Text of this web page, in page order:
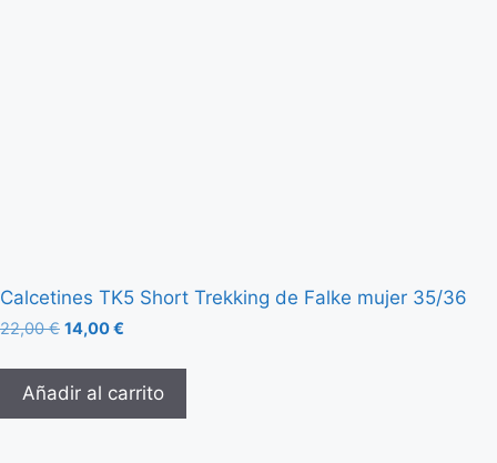
Calcetines TK5 Short Trekking de Falke mujer 35/36
22,00€ 14,00€
Añadir al carrito